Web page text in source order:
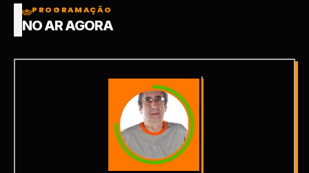
PROGRAMAÇÃO
NO AR AGORA